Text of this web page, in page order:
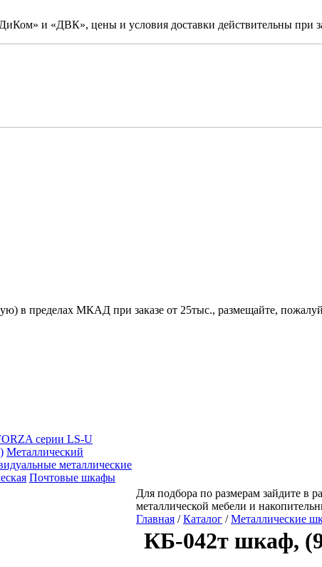
и «ДВК», цены и условия доставки действительны при
в пределах МКАД при заказе от 25тыс., размещайте,
серии LS-U
Металлический
металлические
Почтовые шкафы
Для подбора по размерам зайдите в
металлической мебели и
Главная /Каталог /Металлические
КБ-042т шкаф,